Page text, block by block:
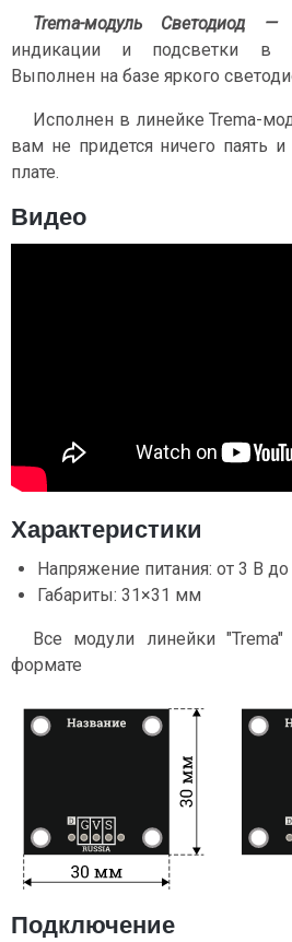
Trema-модуль Светодиод —
индикации и подсветки в
Выполнен на базе яркого
Исполнен в линейке Trema-
вам не придется ничего паять
плате.
Видео
Характеристики
Напряжение питания: от 3 В до
Габариты: 31×31 мм
Все модули линейки
формате
Подключение